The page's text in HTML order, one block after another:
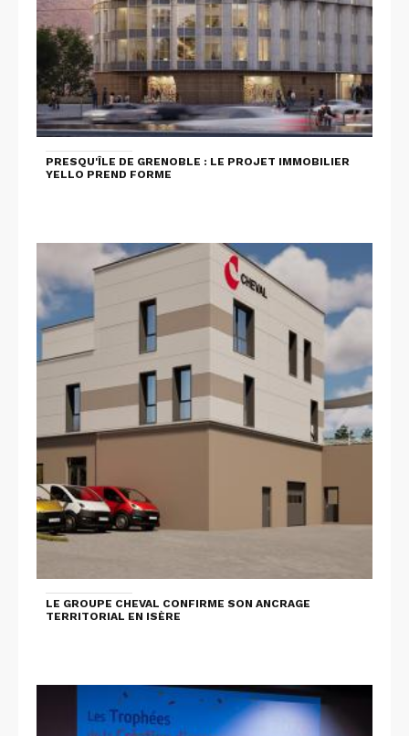
PRESQU'ÎLE DE GRENOBLE : LE PROJET IMMOBILIER
YELLO PREND FORME
LE GROUPE CHEVAL CONFIRME SON ANCRAGE
TERRITORIAL EN ISÈRE